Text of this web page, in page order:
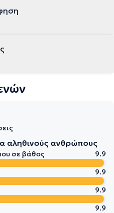
αληθινούς ανθρώπους
σε βάθος
9.9
9.9
9.9
9.9